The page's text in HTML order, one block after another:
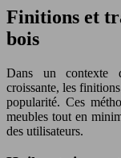
Finitions et
bois
Dans un contexte
croissante, les
popularité. Ces
meubles tout en
des utilisateurs.